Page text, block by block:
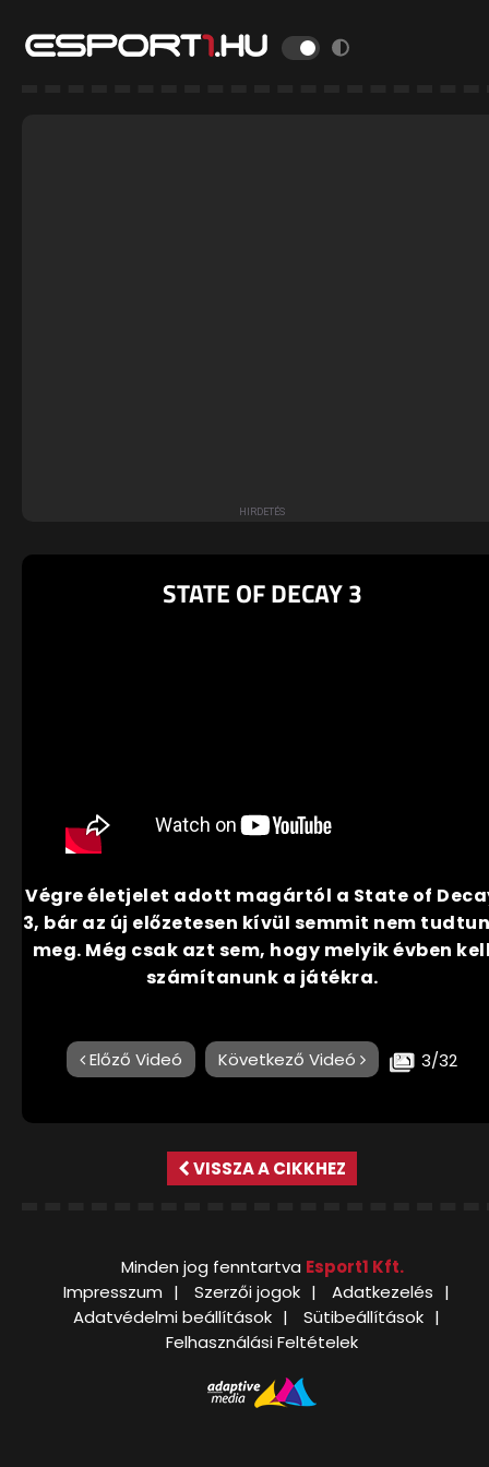
STATE OF DECAY 3
Végre életjelet adott magártól a State of
3, bár az új előzetesen kívül semmit nem
meg. Még csak azt sem, hogy melyik évben
számítanunk a játékra.
3/32
Előző Videó Következő Videó
VISSZA A CIKKHEZ
Minden jog fenntartva Esport1 Kft.
Impresszum
Szerzői jogok
Adatkezelés
Adatvédelmi beállítások
Sütibeállítások
Felhasználási Feltételek